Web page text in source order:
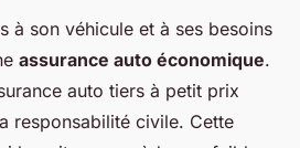
à son véhicule et à ses besoins
assurance auto économique.
auto tiers à petit prix
responsabilité civile. Cette